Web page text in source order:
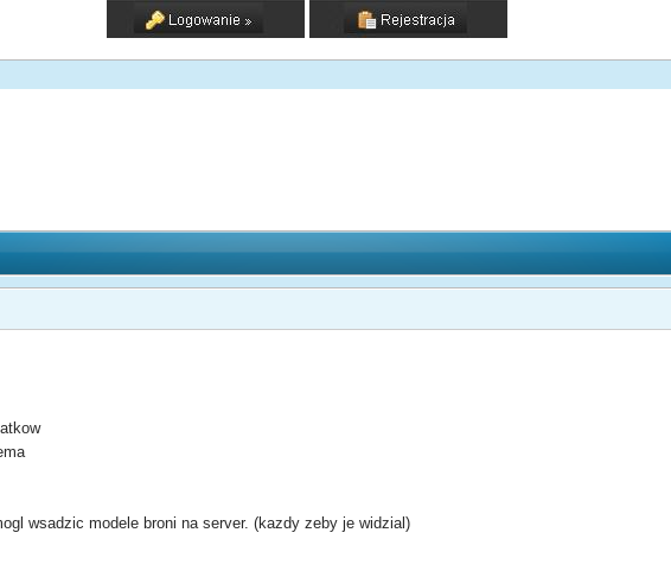
wsadzic modele broni na server. (kazdy zeby je widzial)